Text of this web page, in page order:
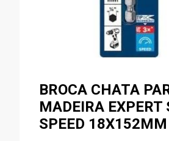
BROCA CHATA
MADEIRA EXPERT
SPEED 18X152MM